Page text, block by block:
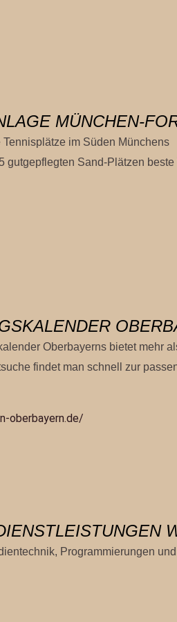
MÜNCHEN-
im Süden Münchens
gutgepflegten Sand-Plätzen
Oberbayerns bietet mehr
findet man schnell zur
oberbayern.de/
Programmierungen